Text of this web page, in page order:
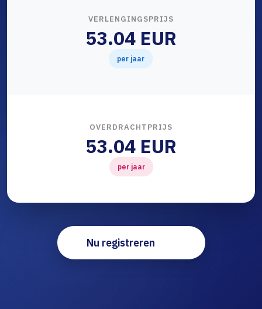
VERLENGINGSPRIJS
53.04 EUR
per jaar
OVERDRACHTPRIJS
53.04 EUR
per jaar
Nu registreren